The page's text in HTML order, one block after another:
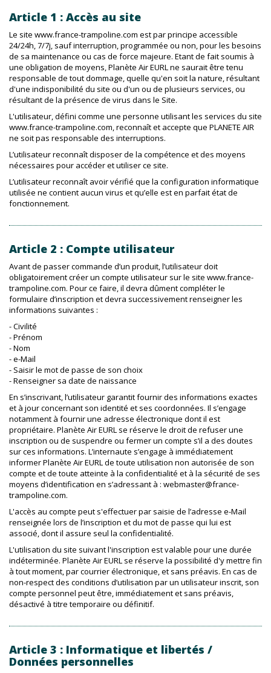
Article 1 : Accès au site
Le site www.france-trampoline.com est par principe accessible
24/24h, 7/7j, sauf interruption, programmée ou non, pour les besoins
de sa maintenance ou cas de force majeure. Etant de fait soumis à
une obligation de moyens, Planète Air EURL ne saurait être tenu
responsable de tout dommage, quelle qu'en soit la nature, résultant
d'une indisponibilité du site ou d'un ou de plusieurs services, ou
résultant de la présence de virus dans le Site.
L'utilisateur, défini comme une personne utilisant les services du site
www.france-trampoline.com, reconnaît et accepte que PLANETE AIR
ne soit pas responsable des interruptions.
L’utilisateur reconnaît disposer de la compétence et des moyens
nécessaires pour accéder et utiliser ce site.
L’utilisateur reconnaît avoir vérifié que la configuration informatique
utilisée ne contient aucun virus et qu’elle est en parfait état de
fonctionnement.
Article 2 : Compte utilisateur
Avant de passer commande d’un produit, l’utilisateur doit
obligatoirement créer un compte utilisateur sur le site www.france-
trampoline.com. Pour ce faire, il devra dûment compléter le
formulaire d’inscription et devra successivement renseigner les
informations suivantes :
- Civilité
- Prénom
- Nom
- e-Mail
- Saisir le mot de passe de son choix
- Renseigner sa date de naissance
En s’inscrivant, l’utilisateur garantit fournir des informations exactes
et à jour concernant son identité et ses coordonnées. Il s’engage
notamment à fournir une adresse électronique dont il est
propriétaire. Planète Air EURL se réserve le droit de refuser une
inscription ou de suspendre ou fermer un compte s’il a des doutes
sur ces informations. L’internaute s’engage à immédiatement
informer Planète Air EURL de toute utilisation non autorisée de son
compte et de toute atteinte à la confidentialité et à la sécurité de ses
moyens d’identification en s’adressant à : webmaster@france-
trampoline.com.
L'accès au compte peut s'effectuer par saisie de l’adresse e-Mail
renseignée lors de l’inscription et du mot de passe qui lui est
associé, dont il assure seul la confidentialité.
L'utilisation du site suivant l'inscription est valable pour une durée
indéterminée. Planète Air EURL se réserve la possibilité d'y mettre fin
à tout moment, par courrier électronique, et sans préavis. En cas de
non-respect des conditions d’utilisation par un utilisateur inscrit, son
compte personnel peut être, immédiatement et sans préavis,
désactivé à titre temporaire ou définitif.
Article 3 : Informatique et libertés /
Données personnelles